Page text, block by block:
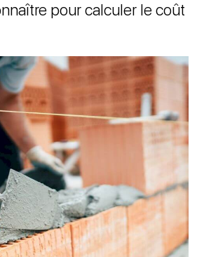
pour calculer le coût